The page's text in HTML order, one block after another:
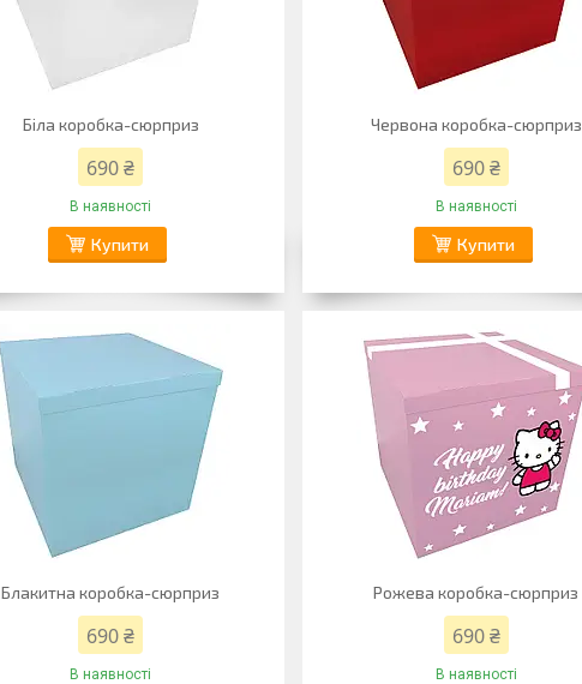
Біла коробка-сюрприз
690 ₴
В наявності
Купити
Червона коробка-сюрприз
690 ₴
В наявності
Купити
Блакитна коробка-сюрприз
690 ₴
В наявності
Рожева коробка-сюрприз
690 ₴
В наявності